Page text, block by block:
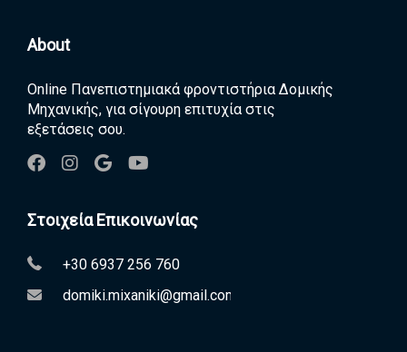
About
Online Πανεπιστημιακά φροντιστήρια Δομικής
Μηχανικής, για σίγουρη επιτυχία στις
εξετάσεις σου.
Στοιχεία Επικοινωνίας
+30 6937 256 760
domiki.mixaniki@gmail.com